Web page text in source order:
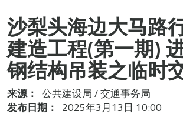
沙梨头海边大马路
建造工程(第一期)
钢结构吊装之临时
来源：
公共建设局 / 交通事务局
发布日期：
2025年3月13日 10:00